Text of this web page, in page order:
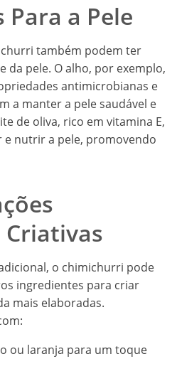
Para a Pele
também podem ter
da pele. O alho, por exemplo,
antimicrobianas e
a manter a pele saudável e
de oliva, rico em vitamina E,
e nutrir a pele, promovendo
Criativas
o chimichurri pode
ingredientes para criar
mais elaboradas.
ou laranja para um toque